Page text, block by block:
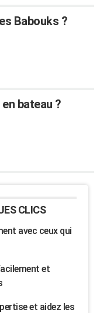
Babouks ?
bateau ?
CLICS
avec ceux qui
et
et aidez les